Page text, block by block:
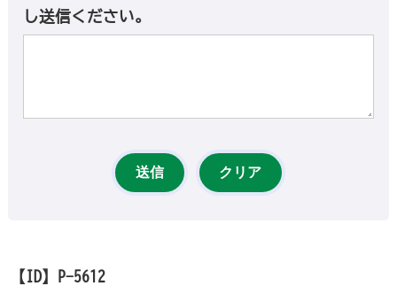
し送信ください。
【ID】
P-5612